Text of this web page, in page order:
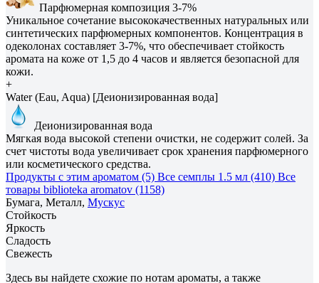
Парфюмерная композиция 3-7%
Уникальное сочетание высококачественных натуральных или
синтетических парфюмерных компонентов. Концентрация в
одеколонах составляет 3-7%, что обеспечивает стойкость
аромата на коже от 1,5 до 4 часов и является безопасной для
кожи.
+
Water (Eau, Aqua) [Деионизированная вода]
Деионизированная вода
Мягкая вода высокой степени очистки, не содержит солей. За
счет чистоты вода увеличивает срок хранения парфюмерного
или косметического средства.
Продукты с этим ароматом (5) Все семплы 1.5 мл (410) Все
товары biblioteka aromatov (1158)
Бумага, Металл, Мускус
Стойкость
Яркость
Сладость
Свежесть
Здесь вы найдете схожие по нотам ароматы, а также